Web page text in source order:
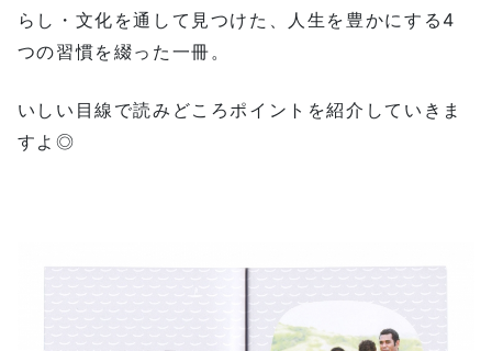
らし・文化を通して見つけた、人生を豊かにする4
つの習慣を綴った一冊。
いしい目線で読みどころポイントを紹介していきま
すよ◎